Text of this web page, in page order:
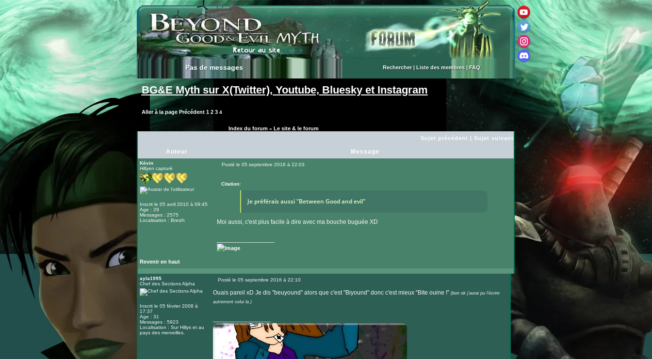
Pas de messages
Pas de messages Rechercher| Liste des membres|FAQ
BG&E Myth sur X(Twitter), Youtube, Bluesky et Instagram
Aller à la page Précédent 1 2 3 4
Index du forum» Le site & le forum
Sujet précédent | Sujet suivant
Auteur Message
Kévin
Hillyen capturé
Inscrit le 05 avril 2010 à 09:45
Age : 29
Messages : 2575
Localisation : Breizh
Posté le 05 septembre 2016 à 22:03
Citation:
Je préférais aussi "Between Good and evil"
Moi aussi, c'est plus facile à dire avec ma bouche buguée XD
Revenir en haut
ayla1995
Chef des Sections Alpha
Inscrit le 05 février 2008 à
17:37
Age : 31
Messages : 5923
Localisation : Sur Hillys et au
pays des merveilles.
Posté le 05 septembre 2016 à 22:10
Ouais pareil xD Je dis "beuyound" alors que c'est "Biyound" donc c'est mieux "Bite ouine !" (bon ok j'aurai pu l'écrire
autrement celui la.)